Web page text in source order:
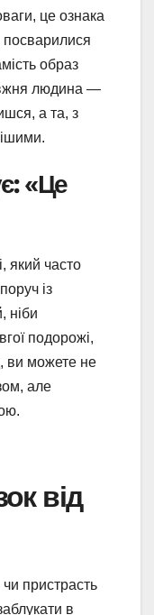
це ознака
посварилися
образ
людина —
а та, з
«Це
який часто
із
ніби
подорожі,
ви можете не
але
від
чи пристрасть
в